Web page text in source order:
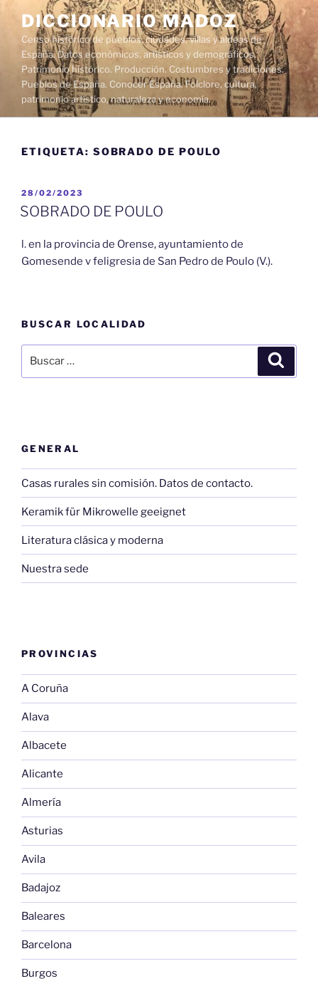
contenido
DICCIONARIO MADOZ
Censo histórico de pueblos, ciudades, villas y aldeas de
España. Datos económicos, artísticos y demográficos.
Patrimonio histórico. Producción. Costumbres y tradiciones.
Pueblos de España. Conocer España. Folclore, cultura,
patrimonio artístico, naturaleza y economía.
ETIQUETA: SOBRADO DE POULO
PUBLICADO
EL
28/02/2023
SOBRADO DE POULO
l. en la provincia de Orense, ayuntamiento de
Gomesende v feligresia de San Pedro de Poulo (V.).
BUSCAR LOCALIDAD
por:
GENERAL
Casas rurales sin comisión. Datos de contacto.
Keramik für Mikrowelle geeignet
Literatura clásica y moderna
Nuestra sede
PROVINCIAS
A Coruña
Alava
Albacete
Alicante
Almería
Asturias
Avila
Badajoz
Baleares
Barcelona
Burgos